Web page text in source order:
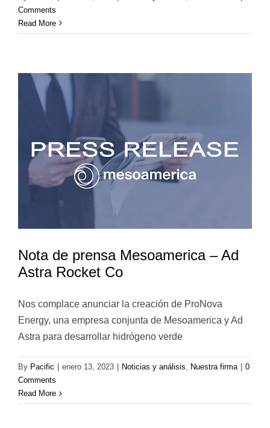
Comments
Read More
Nota de prensa Mesoamerica – Ad
Astra Rocket Co
Nos complace anunciar la creación de ProNova
Energy, una empresa conjunta de Mesoamerica y Ad
Astra para desarrollar hidrógeno verde
By Pacific enero 13, 2023 Noticias y análisis, Nuestra firma
0
Comments
Read More